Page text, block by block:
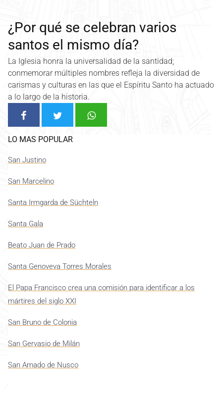
¿Por qué se celebran varios
santos el mismo día?
La Iglesia honra la universalidad de la santidad;
conmemorar múltiples nombres refleja la diversidad de
carismas y culturas en las que el Espíritu Santo ha actuado
a lo largo de la historia.
LO MAS POPULAR
San Justino
San Marcelino
Santa Irmgarda de Süchteln
Santa Gala
Beato Juan de Prado
Santa Genoveva Torres Morales
El Papa Francisco crea una comisión para identificar a los
mártires del siglo XXI
San Bruno de Colonia
San Gervasio de Milán
San Amado de Nusco